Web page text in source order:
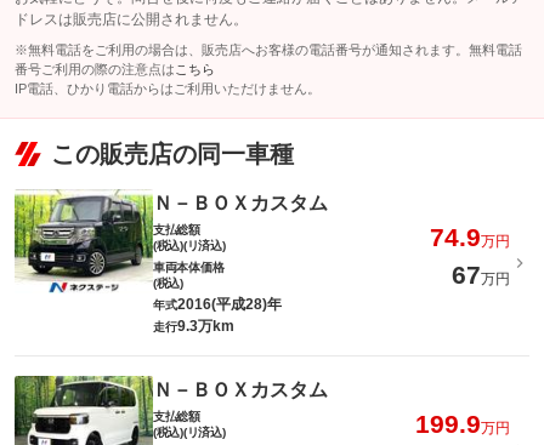
ドレスは販売店に公開されません。
※無料電話をご利用の場合は、販売店へお客様の電話番号が通知されます。無料電話
番号ご利用の際の注意点は こちら
IP電話、ひかり電話からはご利用いただけません。
この販売店の同一車種
Ｎ－ＢＯＸカスタム
支払総額
(税込)(リ済込)
74.9万円
車両本体価格
(税込)
67万円
年式2016(平成28)年
走行9.3万km
Ｎ－ＢＯＸカスタム
支払総額
(税込)(リ済込)
199.9万円